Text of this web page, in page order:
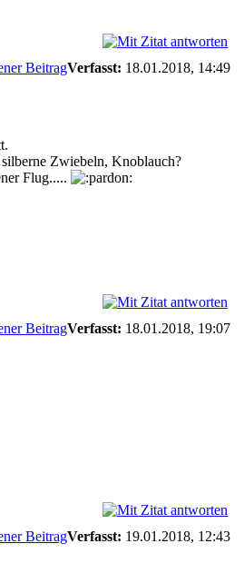
Verfasst: 18.01.2018, 14:49
Zwiebeln, Knoblauch?
Flug.....
Verfasst: 18.01.2018, 19:07
Verfasst: 19.01.2018, 12:43